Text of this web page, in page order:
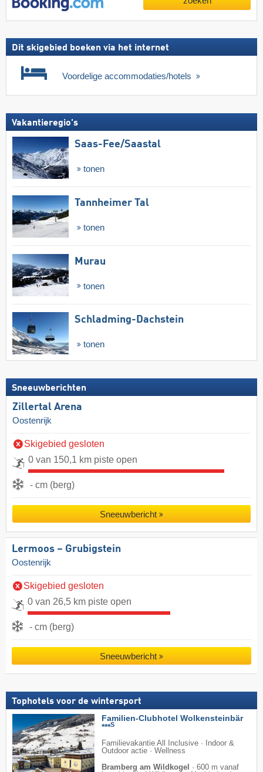
Dit skigebied boeken via het internet
Voordelige accommodaties/hotels
Vakantieregio's
Saas-Fee/​Saastal
tonen
Tannheimer Tal
tonen
Murau
tonen
Schladming-Dachstein
tonen
Sneeuwberichten
Zillertal Arena
Oostenrijk
Skigebied gesloten
0 van 150,1 km piste open
- cm (berg)
Sneeuwbericht
Lermoos – Grubigstein
Oostenrijk
Skigebied gesloten
0 van 26,5 km piste open
- cm (berg)
Sneeuwbericht
Tophotels voor de wintersport
Familien-Clubhotel Wolkensteinbär
***S
Familievakantie All Inclusive · Indoor &
Outdoor actie · Wellness
Bramberg am Wildkogel
· 600 m vanaf